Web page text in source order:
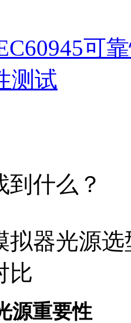
可
测试
什么？
拟器光源
比
源重要性